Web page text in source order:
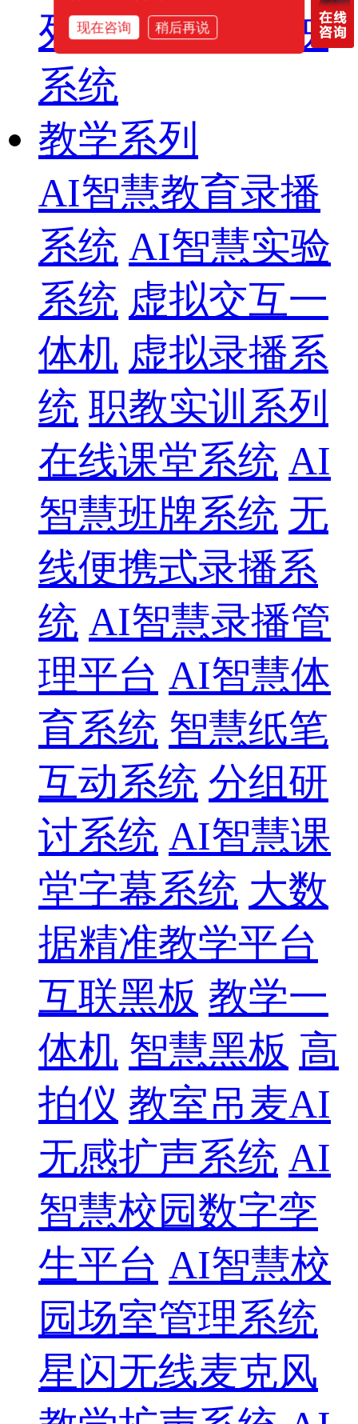
列 智慧影片放映
系统
教学系列
AI智慧教育录播
系统 AI智慧实验
系统 虚拟交互一
体机 虚拟录播系
统 职教实训系列
在线课堂系统 AI
智慧班牌系统 无
线便携式录播系
统 AI智慧录播管
理平台 AI智慧体
育系统 智慧纸笔
互动系统 分组研
讨系统 AI智慧课
堂字幕系统 大数
据精准教学平台
互联黑板 教学一
体机 智慧黑板 高
拍仪 教室吊麦AI
无感扩声系统 AI
智慧校园数字孪
生平台 AI智慧校
园场室管理系统
星闪无线麦克风
现在咨询 稍后再说